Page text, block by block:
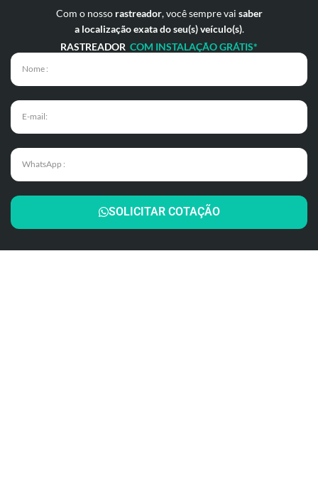
Com o nosso rastreador, você sempre vai saber
a localização exata do seu(s) veículo(s).
RASTREADOR COM INSTALAÇÃO GRÁTIS*
SOLICITAR COTAÇÃO